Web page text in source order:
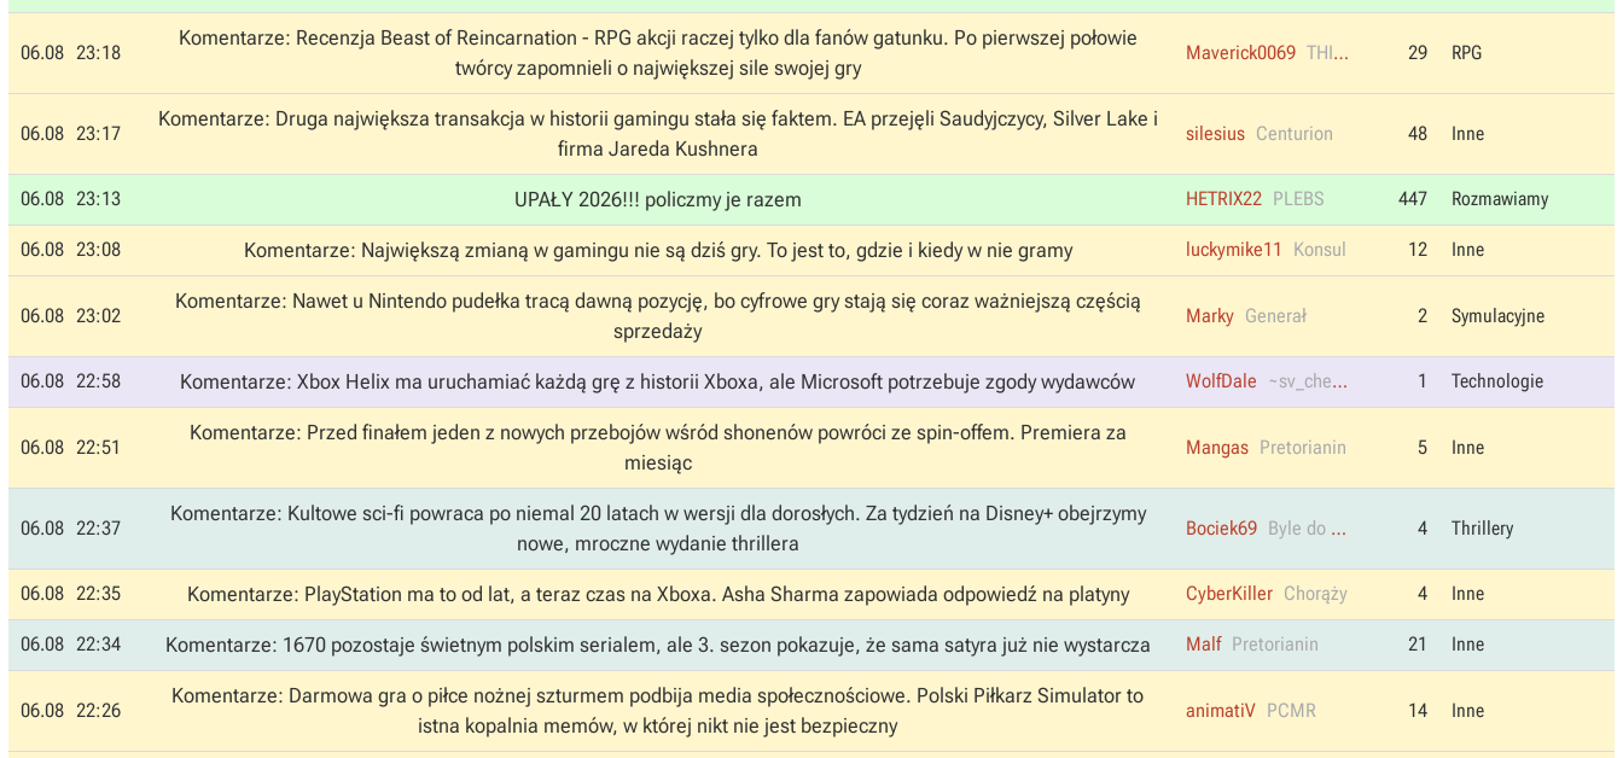
06.08 23:18
Komentarze: Recenzja Beast of Reincarnation - RPG akcji raczej tylko dla fanów gatunku. Po pierwszej połowie
twórcy zapomnieli o największej sile swojej gry
Maverick0069 THIS IS THE YEAR 29 RPG
06.08 23:17
Komentarze: Druga największa transakcja w historii gamingu stała się faktem. EA przejęli Saudyjczycy, Silver Lake i
firma Jareda Kushnera
silesius Centurion 48 Inne
06.08 23:13 UPAŁY 2026!!! policzmy je razem HETRIX22 PLEBS 447 Rozmawiamy
06.08 23:08 Komentarze: Największą zmianą w gamingu nie są dziś gry. To jest to, gdzie i kiedy w nie gramy luckymike11 Konsul 12 Inne
06.08 23:02
Komentarze: Nawet u Nintendo pudełka tracą dawną pozycję, bo cyfrowe gry stają się coraz ważniejszą częścią
sprzedaży
Marky Generał 2 Symulacyjne
06.08 22:58 Komentarze: Xbox Helix ma uruchamiać każdą grę z historii Xboxa, ale Microsoft potrzebuje zgody wydawców WolfDale ~sv_cheats 1 1 Technologie
06.08 22:51
Komentarze: Przed finałem jeden z nowych przebojów wśród shonenów powróci ze spin-offem. Premiera za
miesiąc
Mangas Pretorianin 5 Inne
06.08 22:37
Komentarze: Kultowe sci-fi powraca po niemal 20 latach w wersji dla dorosłych. Za tydzień na Disney+ obejrzymy
nowe, mroczne wydanie thrillera
Bociek69 Byle do Wiosny 4 Thrillery
06.08 22:35 Komentarze: PlayStation ma to od lat, a teraz czas na Xboxa. Asha Sharma zapowiada odpowiedź na platyny CyberKiller Chorąży 4 Inne
06.08 22:34 Komentarze: 1670 pozostaje świetnym polskim serialem, ale 3. sezon pokazuje, że sama satyra już nie wystarcza Malf Pretorianin 21 Inne
06.08 22:26
Komentarze: Darmowa gra o piłce nożnej szturmem podbija media społecznościowe. Polski Piłkarz Simulator to
istna kopalnia memów, w której nikt nie jest bezpieczny
animatiV PCMR 14 Inne